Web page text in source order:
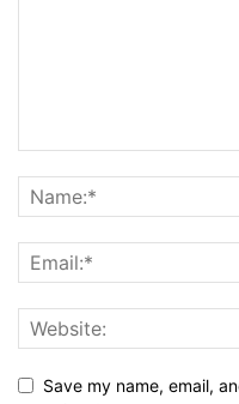
Save my name, email,